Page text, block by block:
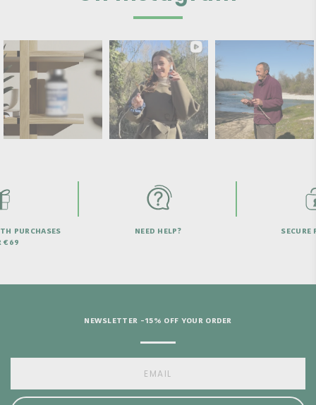
PURCHASES
€69
NEED HELP? SECURE
NEWSLETTER -15% OFF YOUR ORDER